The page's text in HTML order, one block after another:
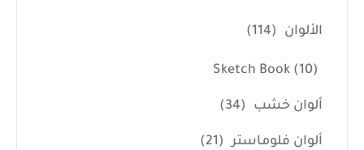
الألوان (114)
Sketch Book (10)
ألوان خشب (34)
ألوان فلوماستر (21)